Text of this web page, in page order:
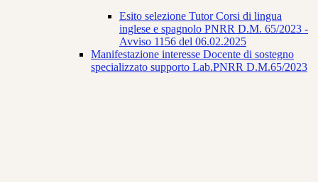
Esito selezione Tutor Corsi di lingua
inglese e spagnolo PNRR D.M. 65/2023 -
Avviso 1156 del 06.02.2025
Manifestazione interesse Docente di sostegno
specializzato supporto Lab.PNRR D.M.65/2023